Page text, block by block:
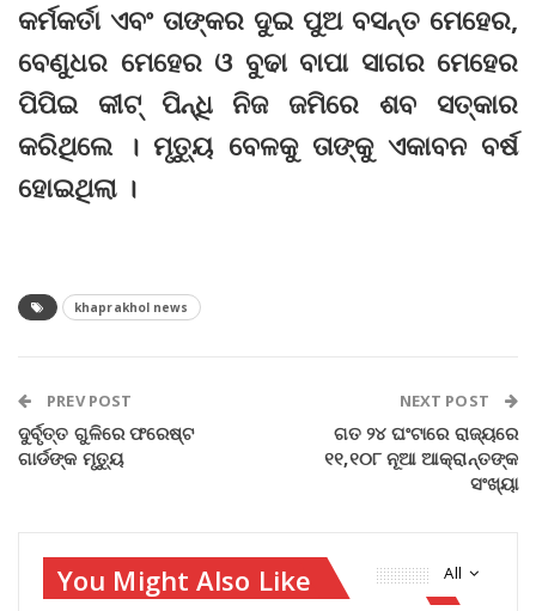
କର୍ମକର୍ତା ଏବଂ ତାଙ୍କର ଦୁଇ ପୁଅ ବସନ୍ତ ମେହେର,
ବେଣୁଧର ମେହେର ଓ ବୁଢା ବାପା ସାଗର ମେହେର
ପିପିଇ କୀଟ୍‌ ପିନ୍ଧି ନିଜ ଜମିରେ ଶବ ସତ୍କାର
କରିଥିଲେ । ମୃତ୍ୟୁ ବେଳକୁ ତାଙ୍କୁ ଏକାବନ ବର୍ଷ
ହୋଇଥିଲା ।
khaprakhol news
PREV POST
ଦୁର୍ବୃତ୍ତ ଗୁଳିରେ ଫରେଷ୍ଟ
ଗାର୍ଡଙ୍କ ମୃତ୍ୟୁ
NEXT POST
ଗତ ୨୪ ଘଂଟାରେ ରାଜ୍ୟରେ
୧୧,୧୦୮ ନୂଆ ଆକ୍ରାନ୍ତଙ୍କ
ସଂଖ୍ୟା
All
You Might Also Like